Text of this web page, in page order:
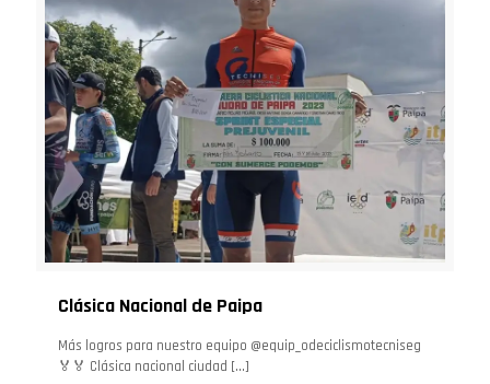
Clásica Nacional de Paipa
Más logros para nuestro equipo @equip_odeciclismotecniseg
🏅🏅 Clásica nacional ciudad […]